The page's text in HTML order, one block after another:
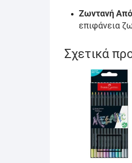
Ζωντανή
επιφάνεια
Σχετικά